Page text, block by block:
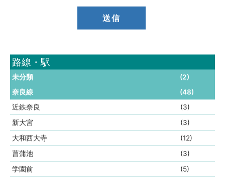
路線・駅
未分類
(2)
奈良線
(48)
近鉄奈良
(3)
新大宮
(3)
大和西大寺
(12)
菖蒲池
(3)
学園前
(5)